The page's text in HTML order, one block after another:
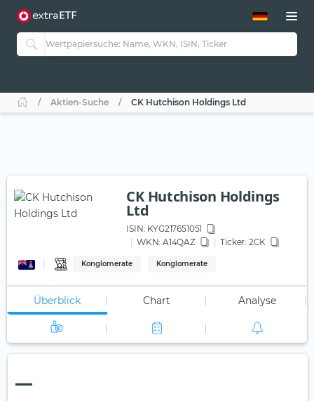
ETF-Guide 2.0
Guide Aktive ETFs
ETF-Sparpläne
Aktien-Suche CK Hutchison Holdings Ltd
CK Hutchison Holdings
Ltd
ISIN: KYG217651051
WKN: A14QAZ Ticker: 2CK
Konglomerate Konglomerate
Überblick Chart Analyse
—